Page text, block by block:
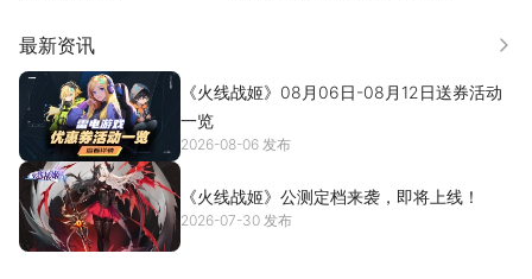
《火线战姬》是一款少女与兵器共生的二次元策略放置游戏，也是
化，躺平拿收益，战斗可切出，战姬任搭配，我们希望能在忙碌的
生活中为各位指挥官带去一些惊喜和乐趣。
为了减轻肝度，我们做了战斗可切出、碎片化玩法、离线挂机拿资
源等功能；
为了降低氪度，我们登录送100连抽（完成指定任务即可领取10连
抽，累计1000抽）+核心战姬、白嫖全特效顶级皮肤；
最新资讯 更多
《火线战姬》08月06日-08月12日送券活动
一览
2026-08-06 发布
《火线战姬》公测定档来袭，即将上线！
2026-07-30 发布